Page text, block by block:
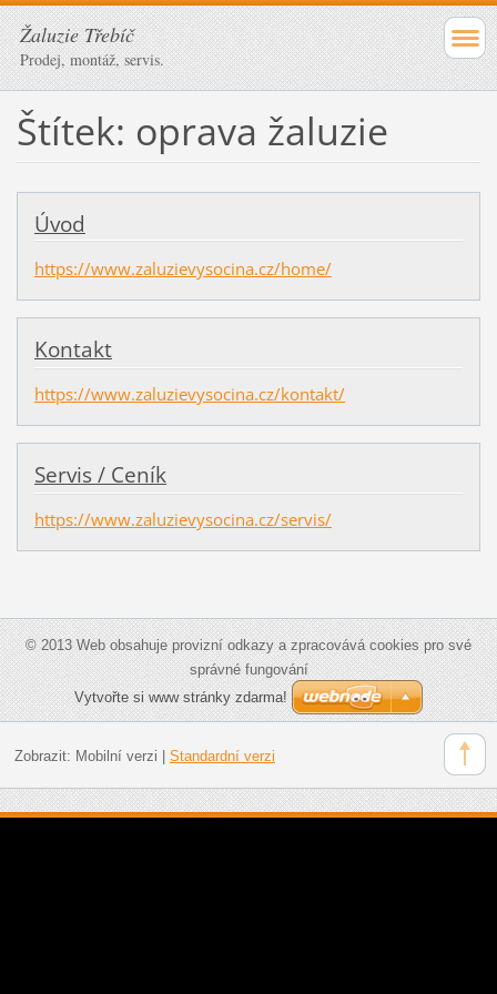
Žaluzie Třebíč
Prodej, montáž, servis.
Štítek: oprava žaluzie
Úvod
https://www.zaluzievysocina.cz/home/
Kontakt
https://www.zaluzievysocina.cz/kontakt/
Servis / Ceník
https://www.zaluzievysocina.cz/servis/
© 2013 Web obsahuje provizní odkazy a zpracovává cookies pro své
správné fungování
Vytvořte si www stránky zdarma!
Zobrazit: Mobilní verzi | Standardní verzi